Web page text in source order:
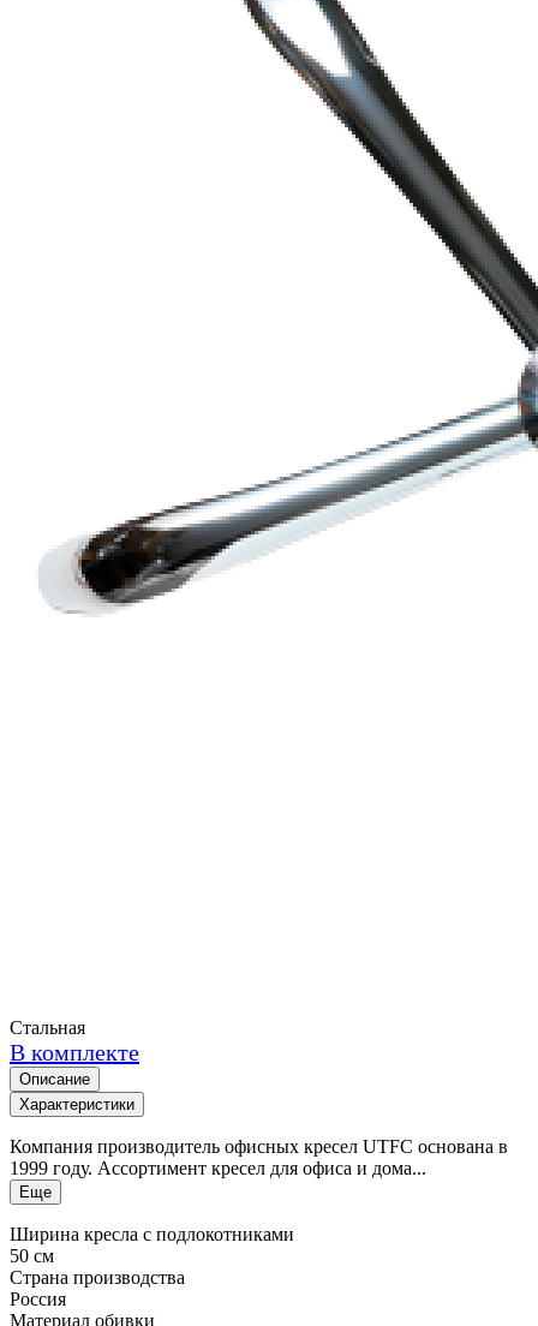
Стальная
В комплекте
Описание
Характеристики
Компания производитель офисных кресел UTFC основана в
1999 году. Ассортимент кресел для офиса и дома...
Еще
Ширина кресла с подлокотниками
50 см
Страна производства
Россия
Материал обивки